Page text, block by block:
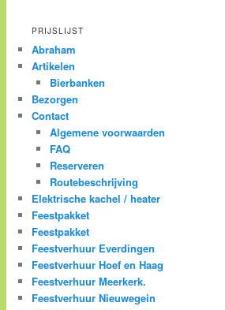
PRIJSLIJST
Abraham
Artikelen
Bierbanken
Bezorgen
Contact
Algemene voorwaarden
FAQ
Reserveren
Routebeschrijving
Elektrische kachel / heater
Feestpakket
Feestpakket
Feestverhuur Everdingen
Feestverhuur Hoef en Haag
Feestverhuur Meerkerk.
Feestverhuur Nieuwegein